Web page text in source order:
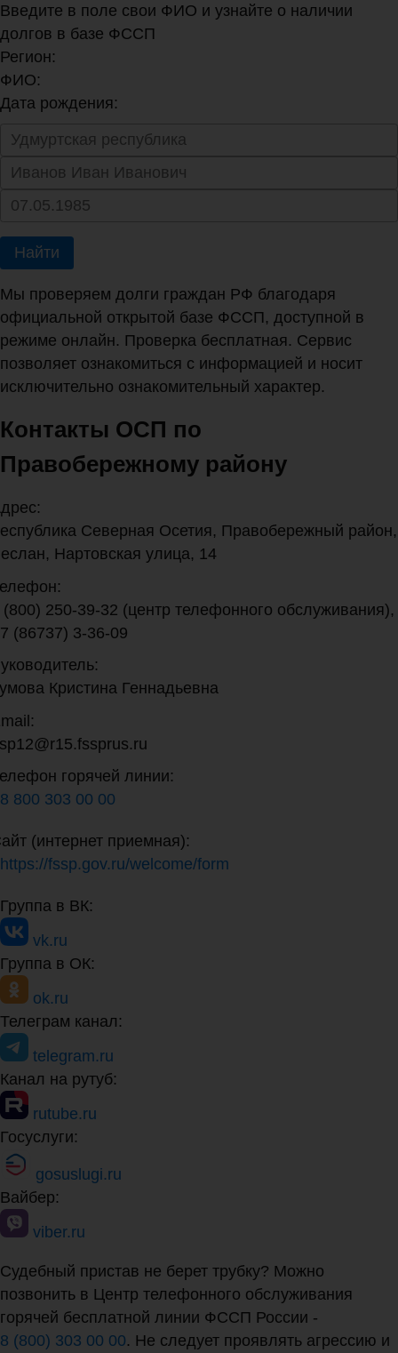
Введите в поле свои ФИО и узнайте о наличии
долгов в базе ФССП
Регион:
ФИО:
Дата рождения:
Найти
Мы проверяем долги граждан РФ благодаря
официальной открытой базе ФССП, доступной в
режиме онлайн. Проверка бесплатная. Сервис
позволяет ознакомиться с информацией и носит
исключительно ознакомительный характер.
Контакты ОСП по
Правобережному району
Северная Осетия, Правобережный район,
Нартовская улица, 14
(800) 250-39-32 (центр телефонного обслуживания),
(86737) 3-36-09
Кристина Геннадьевна
горячей линии:
8 800 303 00 00
(интернет приемная):
https://fssp.gov.ru/welcome/form
Группа в ВК:
vk.ru
Группа в ОК:
ok.ru
Телеграм канал:
telegram.ru
Канал на рутуб:
rutube.ru
Госуслуги:
gosuslugi.ru
Вайбер:
viber.ru
Судебный пристав не берет трубку? Можно
позвонить в Центр телефонного обслуживания
горячей бесплатной линии ФССП России -
8 (800) 303 00 00. Не следует проявлять агрессию и